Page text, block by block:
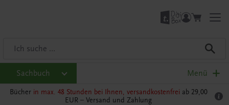
Sachbuch Menü
Bücher in max. 48 Stunden bei Ihnen, versandkostenfrei ab 29,00
EUR – Versand und Zahlung